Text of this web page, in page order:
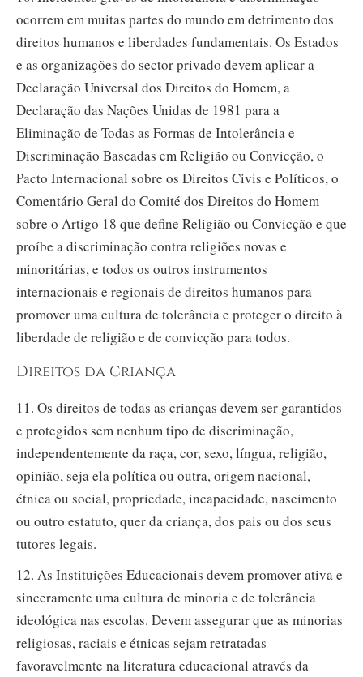
ocorrem em muitas partes do mundo em detrimento dos
direitos humanos e liberdades fundamentais. Os Estados
e as organizações do sector privado devem aplicar a
Declaração Universal dos Direitos do Homem, a
Declaração das Nações Unidas de 1981 para a
Eliminação de Todas as Formas de Intolerância e
Discriminação Baseadas em Religião ou Convicção, o
Pacto Internacional sobre os Direitos Civis e Políticos, o
Comentário Geral do Comité dos Direitos do Homem
sobre o Artigo 18 que define Religião ou Convicção e que
proíbe a discriminação contra religiões novas e
minoritárias, e todos os outros instrumentos
internacionais e regionais de direitos humanos para
promover uma cultura de tolerância e proteger o direito à
liberdade de religião e de convicção para todos.
Direitos da Criança
11. Os direitos de todas as crianças devem ser garantidos
e protegidos sem nenhum tipo de discriminação,
independentemente da raça, cor, sexo, língua, religião,
opinião, seja ela política ou outra, origem nacional,
étnica ou social, propriedade, incapacidade, nascimento
ou outro estatuto, quer da criança, dos pais ou dos seus
tutores legais.
12. As Instituições Educacionais devem promover ativa e
sinceramente uma cultura de minoria e de tolerância
ideológica nas escolas. Devem assegurar que as minorias
religiosas, raciais e étnicas sejam retratadas
favoravelmente na literatura educacional através da